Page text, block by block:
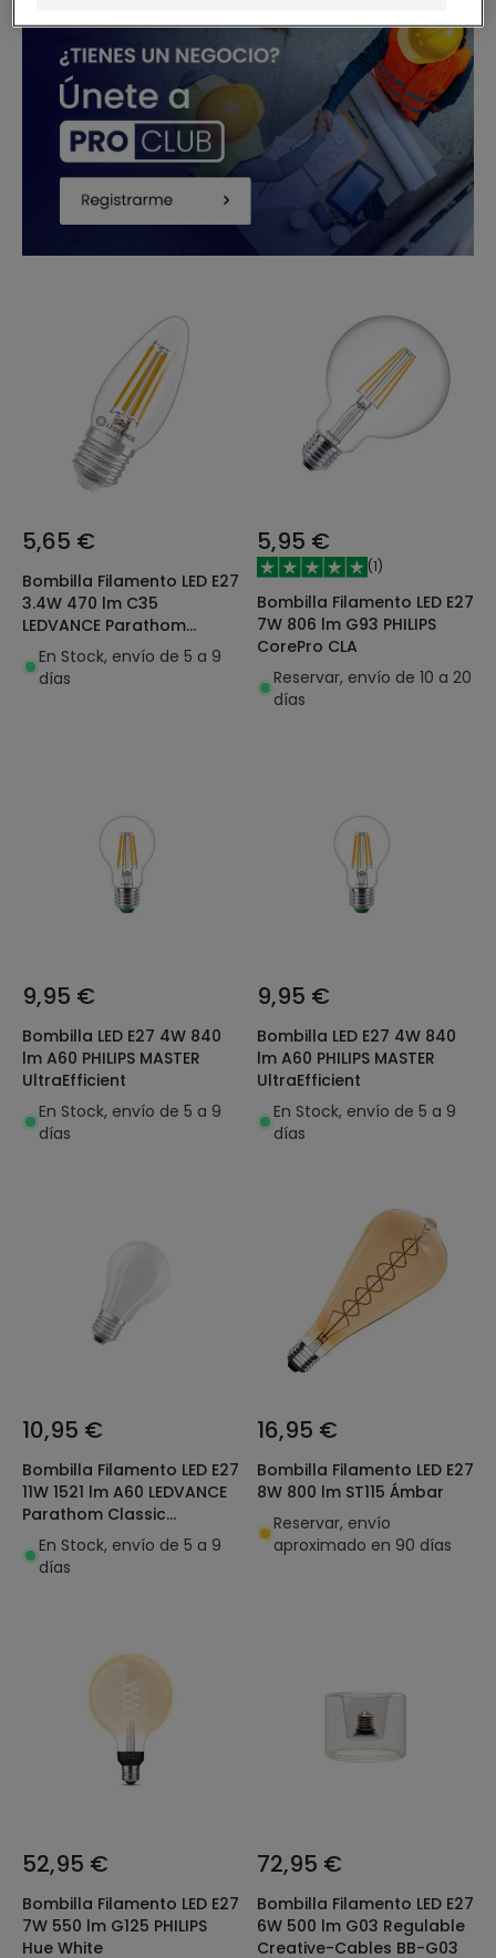
5,65 €
Bombilla Filamento LED E27
3.4W 470 lm C35
LEDVANCE Parathom
Classic 4099854439001
En Stock, envío de 5 a 9
días
5,95 €
(1)
Bombilla Filamento LED E27
7W 806 lm G93 PHILIPS
CorePro CLA
Reservar, envío de 10 a 20
días
9,95 €
Bombilla LED E27 4W 840
lm A60 PHILIPS MASTER
UltraEfficient
En Stock, envío de 5 a 9
días
9,95 €
Bombilla LED E27 4W 840
lm A60 PHILIPS MASTER
UltraEfficient
En Stock, envío de 5 a 9
días
10,95 €
Bombilla Filamento LED E27
11W 1521 lm A60 LEDVANCE
Parathom Classic
4099854060656
En Stock, envío de 5 a 9
días
16,95 €
Bombilla Filamento LED E27
8W 800 lm ST115 Ámbar
Reservar, envío
aproximado en 90 días
52,95 €
Bombilla Filamento LED E27
7W 550 lm G125 PHILIPS
Hue White
72,95 €
Bombilla Filamento LED E27
6W 500 lm G03 Regulable
Creative-Cables BB-G03